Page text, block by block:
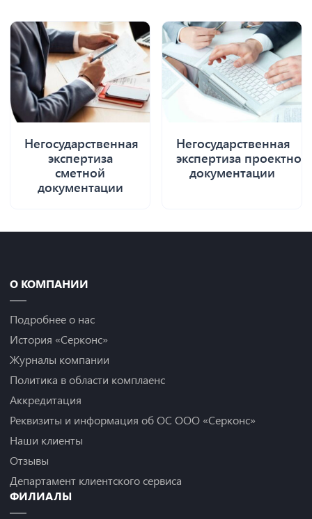
Негосударственная
экспертиза
сметной
документации
Негосударственная
экспертиза проектной
документации
О КОМПАНИИ
Подробнее о нас
История «Серконс»
Журналы компании
Политика в области комплаенс
Аккредитация
Реквизиты и информация об ОС ООО «Серконс»
Наши клиенты
Отзывы
Департамент клиентского сервиса
ФИЛИАЛЫ